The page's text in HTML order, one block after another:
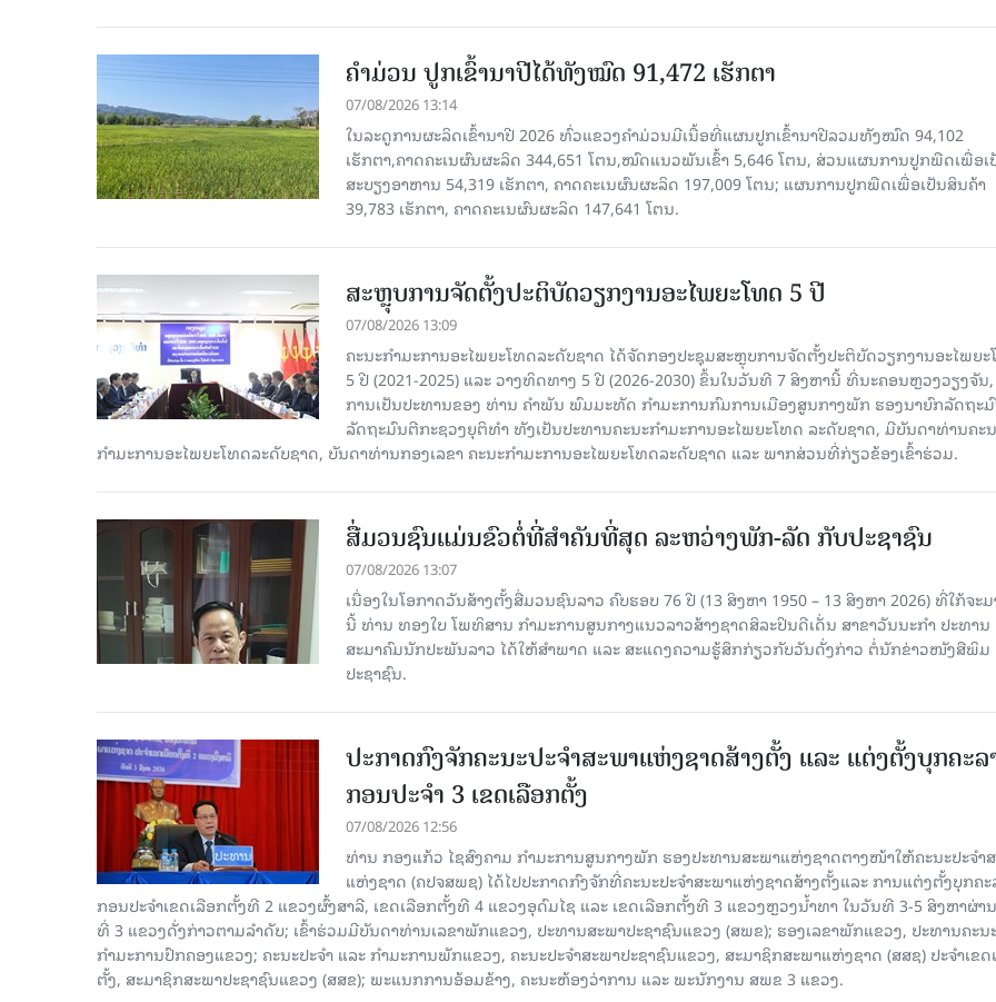
ຄໍາມ່ວນ ປູກເຂົ້ານາປີໄດ້ທັງໝົດ 91,472 ເຮັກຕາ
07/08/2026 13:14
ໃນລະດູການຜະລິດເຂົ້ານາປີ 2026 ທົ່ວແຂວງຄໍາມ່ວນມີເນື້ອທີ່ແຜນປູກເຂົ້ານາປີລວມທັງໝົດ 94,102
ເຮັກຕາ,ຄາດຄະເນຜົນຜະລິດ 344,651 ໂຕນ,ໝົດແນວພັນເຂົ້າ 5,646 ໂຕນ, ສ່ວນແຜນການປູກພືດເພື່ອເ
ສະບຽງອາຫານ 54,319 ເຮັກຕາ, ຄາດຄະເນຜົນຜະລິດ 197,009 ໂຕນ; ແຜນການປູກພືດເພື່ອເປັນສິນຄ້າ
39,783 ເຮັກຕາ, ຄາດຄະເນຜົນຜະລິດ 147,641 ໂຕນ.
ສະຫຼຸບການຈັດຕັ້ງປະຕິບັດວຽກງານອະໄພຍະໂທດ 5 ປີ
07/08/2026 13:09
ຄະນະກຳມະການອະໄພຍະໂທດລະດັບຊາດ ໄດ້ຈັດກອງປະຊຸມສະຫຼຸບການຈັດຕັ້ງປະຕິບັດວຽກງານອະໄພຍ
5 ປີ (2021-2025) ແລະ ວາງທິດທາງ 5 ປີ (2026-2030) ຂຶ້ນໃນວັນທີ 7 ສິງຫານີ້ ທີ່ນະຄອນຫຼວງວຽງຈັນ
ການເປັນປະທານຂອງ ທ່ານ ຄໍາພັນ ພົມມະທັດ ກຳມະການກົມການເມືອງສູນກາງພັກ ຮອງນາຍົກລັດຖະ
ລັດຖະມົນຕີກະຊວງຍຸຕິທຳ ທັງເປັນປະທານຄະນະກຳມະການອະໄພຍະໂທດ ລະດັບຊາດ, ມີບັນດາທ່ານຄະ
ກໍາມະການອະໄພຍະໂທດລະດັບຊາດ, ບັນດາທ່ານກອງເລຂາ ຄະນະກຳມະການອະໄພຍະໂທດລະດັບຊາດ ແລະ ພາກສ່ວນທີ່ກ່ຽວຂ້ອງເຂົ້າຮ່ວມ.
ສື່ມວນຊົນແມ່ນຂົວຕໍ່ທີ່ສໍາຄັນທີ່ສຸດ ລະຫວ່າງພັກ-ລັດ ກັບປະຊາຊົນ
07/08/2026 13:07
ເນື່ອງໃນໂອກາດວັນສ້າງຕັ້ງສື່ມວນຊົນລາວ ຄົບຮອບ 76 ປີ (13 ສິງຫາ 1950 – 13 ສິງຫາ 2026) ທີ່ໃກ້ຈະມ
ນີ້ ທ່ານ ທອງໃບ ໂພທິສານ ກໍາມະການສູນກາງແນວລາວສ້າງຊາດສິລະປິນດີເດັ່ນ ສາຂາວັນນະກໍາ ປະທານ
ສະມາຄົມນັກປະພັນລາວ ໄດ້ໃຫ້ສໍາພາດ ແລະ ສະແດງຄວາມຮູ້ສຶກກ່ຽວກັບວັນດັ່ງກ່າວ ຕໍ່ນັກຂ່າວໜັງສືພິມ
ປະຊາຊົນ.
ປະກາດກົງຈັກຄະນະປະຈໍາສະພາແຫ່ງຊາດສ້າງຕັ້ງ ແລະ ແຕ່ງຕັ້ງບຸກຄະລ
ກອນປະຈໍາ 3 ເຂດເລືອກຕັ້ງ
07/08/2026 12:56
ທ່ານ ກອງແກ້ວ ໄຊສົງຄາມ ກຳມະການສູນກາງພັກ ຮອງປະທານສະພາແຫ່ງຊາດຕາງໜ້າໃຫ້ຄະນະປະຈໍາ
ແຫ່ງຊາດ (ຄປຈສພຊ) ໄດ້ໄປປະກາດກົງຈັກທີ່ຄະນະປະຈໍາສະພາແຫ່ງຊາດສ້າງຕັ້ງແລະ ການແຕ່ງຕັ້ງບຸກຄະ
ກອນປະຈໍາເຂດເລືອກຕັ້ງທີ 2 ແຂວງຜົ້ງສາລີ, ເຂດເລືອກຕັ້ງທີ 4 ແຂວງອຸດົມໄຊ ແລະ ເຂດເລືອກຕັ້ງທີ 3 ແຂວງຫຼວງນ້ຳທາ ໃນວັນທີ 3-5 ສິງຫາຜ່າ
ທີ່ 3 ແຂວງດັ່ງກ່າວຕາມລຳດັບ; ເຂົ້າຮ່ວມມີບັນດາທ່ານເລຂາພັກແຂວງ, ປະທານສະພາປະຊາຊົນແຂວງ (ສພຂ); ຮອງເລຂາພັກແຂວງ, ປະທານຄະນ
ກໍາມະການປົກຄອງແຂວງ; ຄະນະປະຈໍາ ແລະ ກໍາມະການພັກແຂວງ, ຄະນະປະຈໍາສະພາປະຊາຊົນແຂວງ, ສະມາຊິກສະພາແຫ່ງຊາດ (ສສຊ) ປະຈໍາເຂດ
ຕັ້ງ, ສະມາຊິກສະພາປະຊາຊົນແຂວງ (ສສຂ); ພະແນກການອ້ອມຂ້າງ, ຄະນະຫ້ອງວ່າການ ແລະ ພະນັກງານ ສພຂ 3 ແຂວງ.